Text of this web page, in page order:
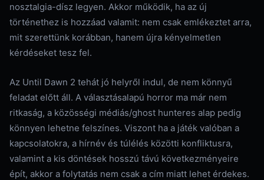
nosztalgia-dísz legyen. Akkor működik, ha az új
történethez is hozzáad valamit: nem csak emlékeztet arra,
mit szerettünk korábban, hanem újra kényelmetlen
kérdéseket tesz fel.
Az Until Dawn 2 tehát jó helyről indul, de nem könnyű
feladat előtt áll. A választásalapú horror ma már nem
ritkaság, a közösségi médiás/ghost hunteres alap pedig
könnyen lehetne felszínes. Viszont ha a játék valóban a
kapcsolatokra, a hírnév és túlélés közötti konfliktusra,
valamint a kis döntések hosszú távú következményeire
épít, akkor a folytatás nem csak a cím miatt lehet érdekes.